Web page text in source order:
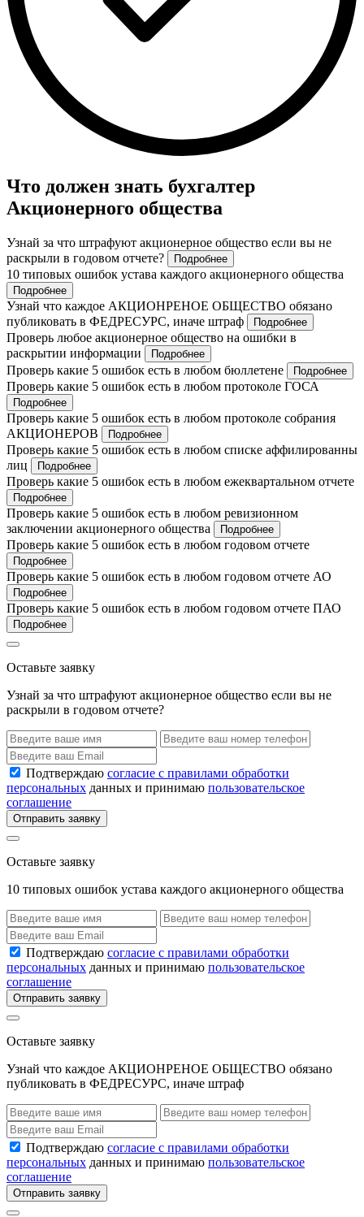
Что должен знать бухгалтер
Акционерного общества
Узнай за что штрафуют акционерное общество если вы не
раскрыли в годовом отчете?
Подробнее
10 типовых ошибок устава каждого акционерного общества
Подробнее
Узнай что каждое АКЦИОНРЕНОЕ ОБЩЕСТВО обязано
публиковать в ФЕДРЕСУРС, иначе штраф
Подробнее
Проверь любое акционерное общество на ошибки в
раскрытии информации
Подробнее
Проверь какие 5 ошибок есть в любом бюллетене Подробнее
Проверь какие 5 ошибок есть в любом протоколе ГОСА
Подробнее
Проверь какие 5 ошибок есть в любом протоколе собрания
АКЦИОНЕРОВ
Подробнее
Проверь какие 5 ошибок есть в любом списке аффилированны
лиц
Подробнее
Проверь какие 5 ошибок есть в любом ежеквартальном отчете
Подробнее
Проверь какие 5 ошибок есть в любом ревизионном
заключении акционерного общества
Подробнее
Проверь какие 5 ошибок есть в любом годовом отчете
Подробнее
Проверь какие 5 ошибок есть в любом годовом отчете АО
Подробнее
Проверь какие 5 ошибок есть в любом годовом отчете ПАО
Подробнее
Оставьте заявку
Узнай за что штрафуют акционерное общество если вы не
раскрыли в годовом отчете?
Подтверждаю согласие с правилами обработки
персональных данных и принимаю пользовательское
соглашение
Отправить заявку
Оставьте заявку
10 типовых ошибок устава каждого акционерного общества
Подтверждаю согласие с правилами обработки
персональных данных и принимаю пользовательское
соглашение
Отправить заявку
Оставьте заявку
Узнай что каждое АКЦИОНРЕНОЕ ОБЩЕСТВО обязано
публиковать в ФЕДРЕСУРС, иначе штраф
Подтверждаю согласие с правилами обработки
персональных данных и принимаю пользовательское
соглашение
Отправить заявку